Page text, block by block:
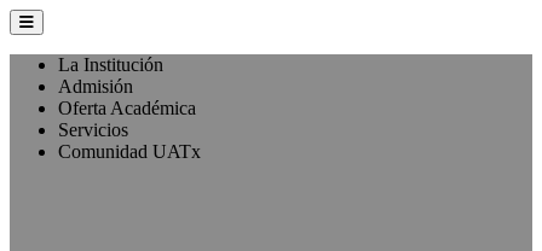
La Institución
Admisión
Oferta Académica
Servicios
Comunidad UATx